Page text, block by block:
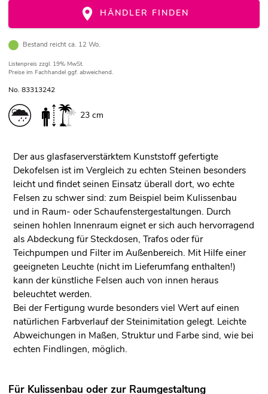
HÄNDLER FINDEN
Bestand reicht ca. 12 Wo.
Listenpreis zzgl. 19% MwSt.
Preise im Fachhandel ggf. abweichend.
No. 83313242
23 cm
Der aus glasfaserverstärktem Kunststoff gefertigte
Dekofelsen ist im Vergleich zu echten Steinen besonders
leicht und findet seinen Einsatz überall dort, wo echte
Felsen zu schwer sind: zum Beispiel beim Kulissenbau
und in Raum- oder Schaufenstergestaltungen. Durch
seinen hohlen Innenraum eignet er sich auch hervorragend
als Abdeckung für Steckdosen, Trafos oder für
Teichpumpen und Filter im Außenbereich. Mit Hilfe einer
geeigneten Leuchte (nicht im Lieferumfang enthalten!)
kann der künstliche Felsen auch von innen heraus
beleuchtet werden.
Bei der Fertigung wurde besonders viel Wert auf einen
natürlichen Farbverlauf der Steinimitation gelegt. Leichte
Abweichungen in Maßen, Struktur und Farbe sind, wie bei
echten Findlingen, möglich.
Für Kulissenbau oder zur Raumgestaltung